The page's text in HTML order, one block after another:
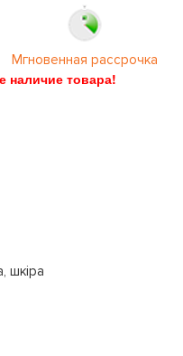
Мгновенная рассрочка
наличие товара!
шкіра